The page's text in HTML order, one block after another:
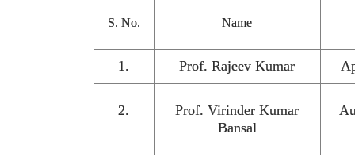
S. No. Name
1. Prof. Rajeev Kumar
2.
Prof. Virinder Kumar
Bansal